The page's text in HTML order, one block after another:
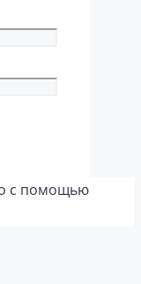
с помощью